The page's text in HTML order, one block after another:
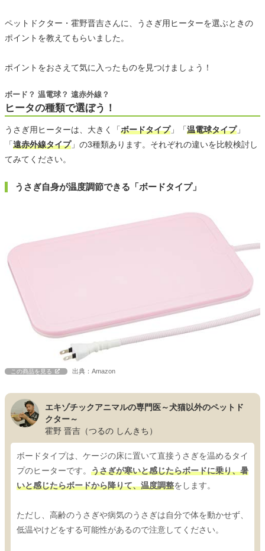
ペットドクター・霍野晋吉さんに、うさぎ用ヒーターを選ぶときの
ポイントを教えてもらいました。
ポイントをおさえて気に入ったものを見つけましょう！
ヒータの種類で選ぼう！
ボード？ 温電球？ 遠赤外線？
うさぎ用ヒーターは、大きく「ボードタイプ」「温電球タイプ」
「遠赤外線タイプ」の3種類あります。それぞれの違いを比較検討し
てみてください。
うさぎ自身が温度調節できる「ボードタイプ」
この商品を見る 出典：Amazon
エキゾチックアニマルの専門医～犬猫以外のペットド
クター～
霍野 晋吉（つるの しんきち）
ボードタイプは、ケージの床に置いて直接うさぎを温めるタイ
プのヒーターです。 うさぎが寒いと感じたらボードに乗り、暑
いと感じたらボードから降りて、温度調整をします。
ただし、高齢のうさぎや病気のうさぎは自分で体を動かせず、
低温やけどをする可能性があるので注意してください。